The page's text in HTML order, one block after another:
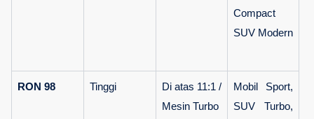
Compact
SUV Modern
RON 98 Tinggi
Di atas 11:1 /
Mesin Turbo
Mobil Sport,
SUV Turbo,